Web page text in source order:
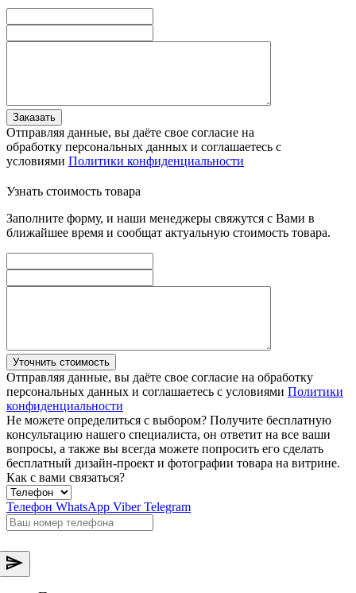
Заказать
Отправляя данные, вы даёте свое согласие на
обработку персональных данных и соглашаетесь с
условиями Политики конфиденциальности
Узнать стоимость товара
Заполните форму, и наши менеджеры свяжутся с Вами в
ближайшее время и сообщат актуальную стоимость товара.
Уточнить стоимость
Отправляя данные, вы даёте свое согласие на обработку
персональных данных и соглашаетесь с условиями Политики
конфиденциальности
Не можете определиться с выбором? Получите бесплатную
консультацию нашего специалиста, он ответит на все ваши
вопросы, а также вы всегда можете попросить его сделать
бесплатный дизайн-проект и фотографии товара на витрине.
Как с вами связаться?
Телефон WhatsApp ViberTelegram